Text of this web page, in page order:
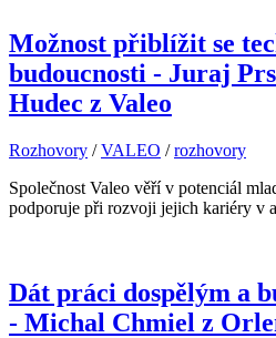
Možnost přiblížit se
budoucnosti - Juraj
Hudec z Valeo
Rozhovory /VALEO /rozhovory
Společnost Valeo věří v potenciál
podporuje při rozvoji jejich kariéry v
Dát práci dospělým a
- Michal Chmiel z